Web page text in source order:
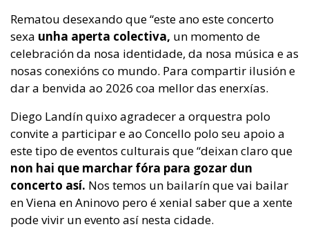
Rematou desexando que “este ano este concerto
sexa unha aperta colectiva, un momento de
celebración da nosa identidade, da nosa música e as
nosas conexións co mundo. Para compartir ilusión e
dar a benvida ao 2026 coa mellor das enerxías.
Diego Landín quixo agradecer a orquestra polo
convite a participar e ao Concello polo seu apoio a
este tipo de eventos culturais que “deixan claro que
non hai que marchar fóra para gozar dun
concerto así. Nos temos un bailarín que vai bailar
en Viena en Aninovo pero é xenial saber que a xente
pode vivir un evento así nesta cidade.